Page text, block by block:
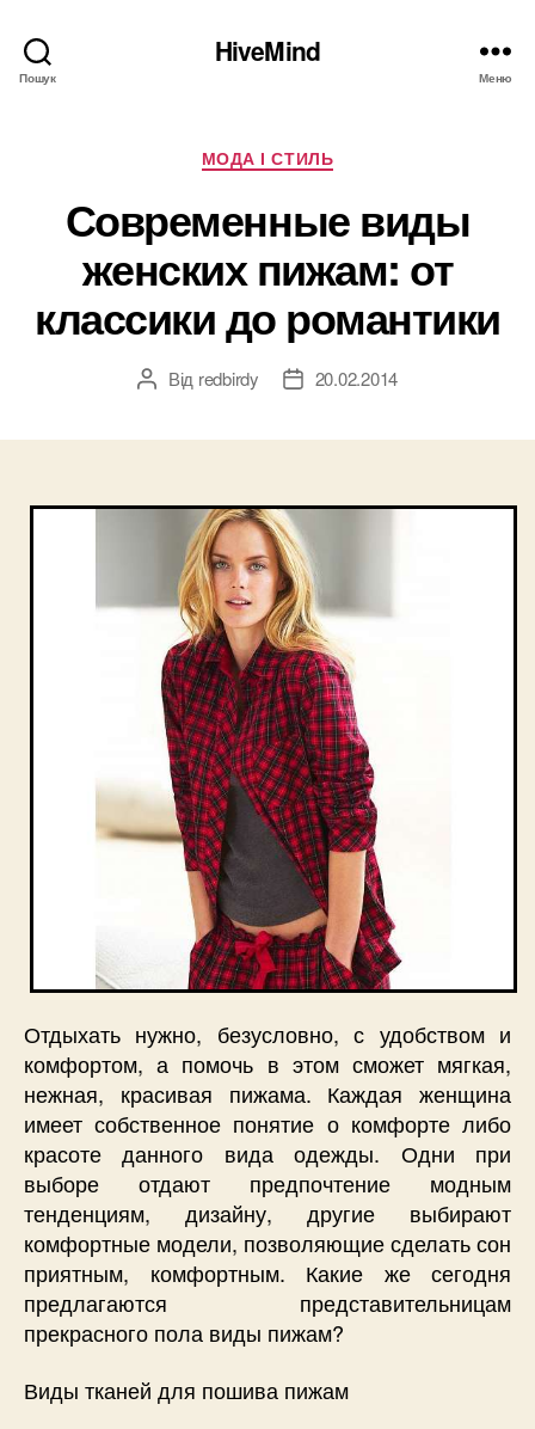
Пошук
HiveMind
Меню
Категорії
МОДА І СТИЛЬ
Современные виды
женских пижам: от
классики до романтики
Автор
Від redbirdy
Дата20.02.2014
Отдыхать нужно, безусловно, с удобством и
комфортом, а помочь в этом сможет мягкая,
нежная, красивая пижама. Каждая женщина
имеет собственное понятие о комфорте либо
красоте данного вида одежды. Одни при
выборе отдают предпочтение модным
тенденциям, дизайну, другие выбирают
комфортные модели, позволяющие сделать сон
приятным, комфортным. Какие же сегодня
предлагаются представительницам
прекрасного пола виды пижам?
Виды тканей для пошива пижам